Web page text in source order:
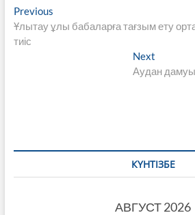
Навигация
по
PreviousPrevious
post:
Ұлытау ұлы бабаларға тағзым ету
тиіс
Next
post:
Аудан
КҮНТІЗБЕ
АВГУСТ 2026